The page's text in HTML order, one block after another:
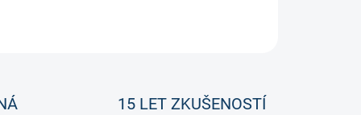
15 LET ZKUŠENOSTÍ